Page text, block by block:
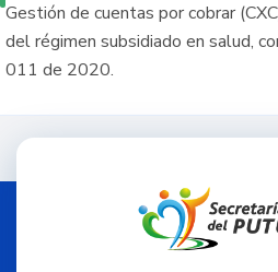
Gestión de cuentas por cobrar
del régimen subsidiado en salud,
011 de 2020.